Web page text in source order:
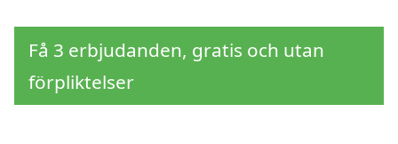
Få 3 erbjudanden, gratis och utan
förpliktelser